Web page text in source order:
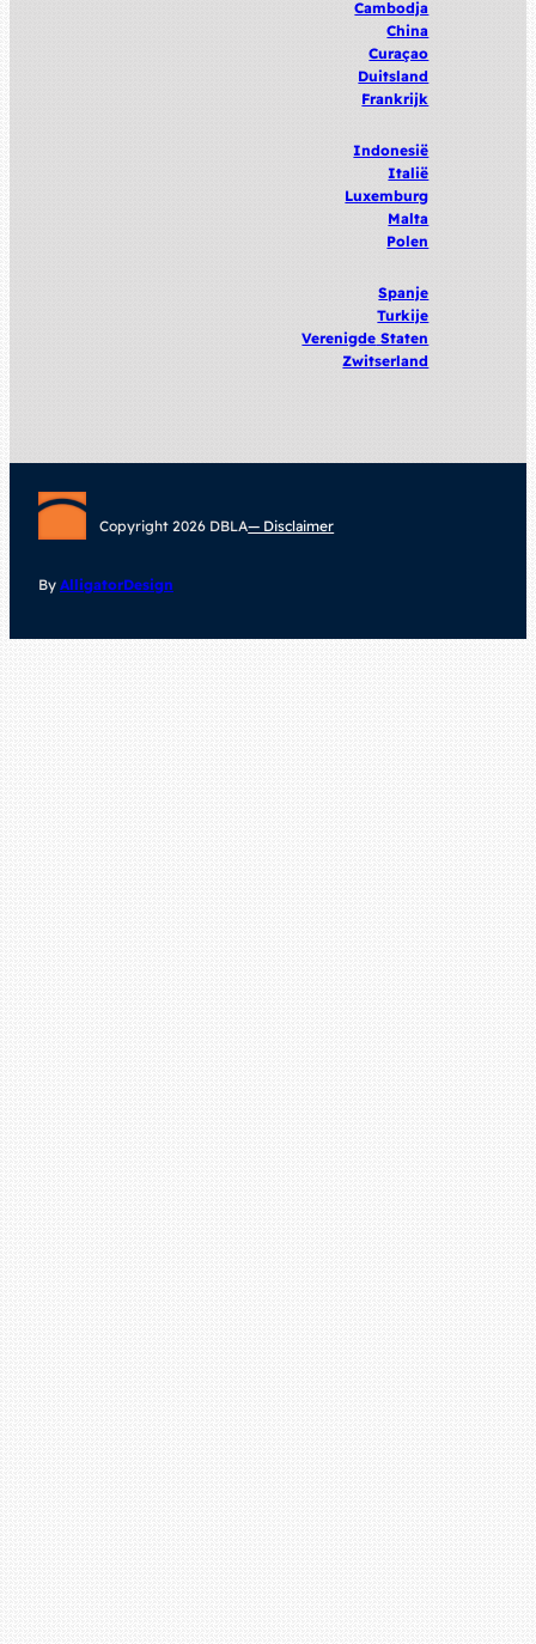
Cambodja
China
Curaçao
Duitsland
Frankrijk
Indonesië
Italië
Luxemburg
Malta
Polen
Spanje
Turkije
Verenigde Staten
Zwitserland
Copyright 2026 DBLA— Disclaimer
By AlligatorDesign